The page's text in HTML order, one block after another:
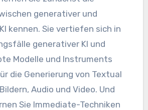
generativer und
kennen. Sie vertiefen sich in
generativer KI und
Modelle und Instruments
die Generierung von Textual
Audio und Video. Und
Sie Immediate-Techniken